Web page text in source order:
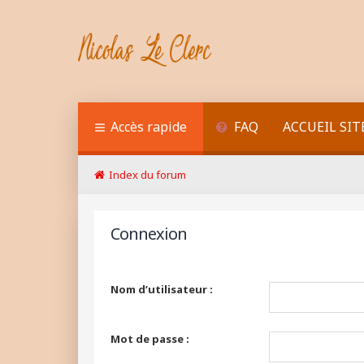
Accès rapide FAQ ACCUEIL
Index du forum
Connexion
Nom d’utilisateur :
Mot de passe :